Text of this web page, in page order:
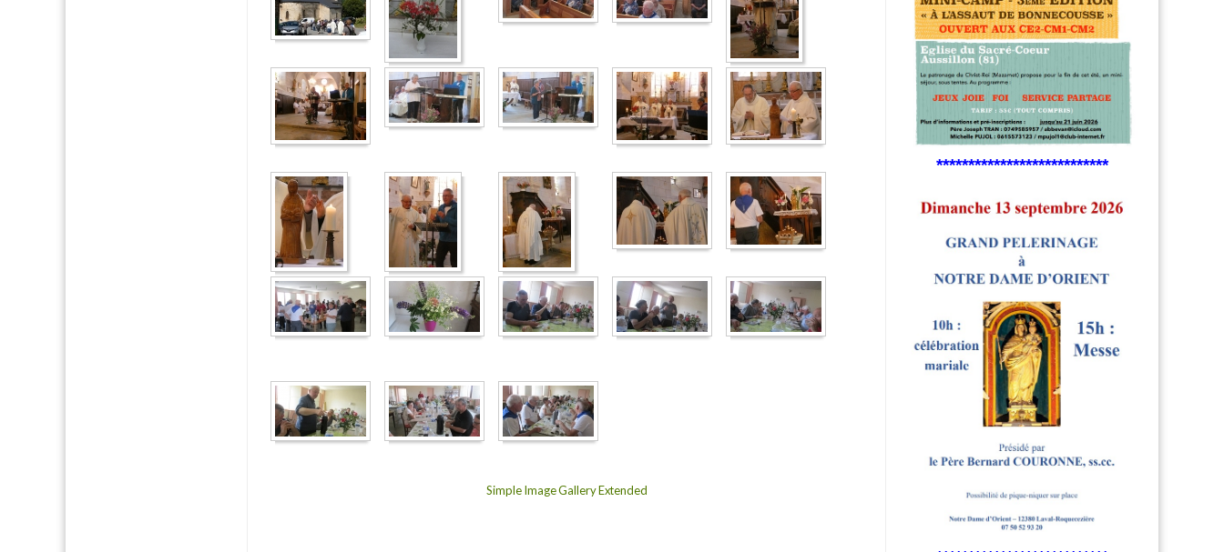
Simple Image Gallery Extended
***************************